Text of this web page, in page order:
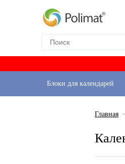
Блоки для календарей
Главная